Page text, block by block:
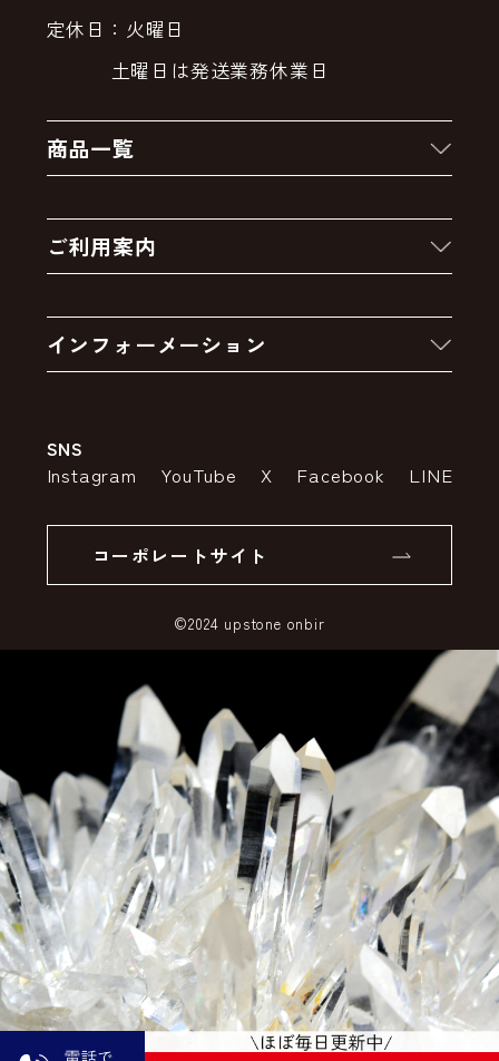
定休日：火曜日
土曜日は発送業務休業日
商品一覧
クーポン
卸販売・大量注文
アウトレットセール
ご利用案内
お支払いについて
インフォーメーション
特定商取引法の表示
SSLサーバー証明書とは
SNS
Instagram YouTube X Facebook LINE
コーポレートサイト
©2024 upstone onbir